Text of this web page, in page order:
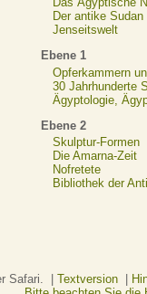
Der antike Sudan
Jenseitswelt
Ebene 1
Opferkammern
30 Jahrhunderte
Ägyptologie,
Ebene 2
Skulptur-Formen
Die Amarna-Zeit
Nofretete
Bibliothek der
Safari. | Textversion